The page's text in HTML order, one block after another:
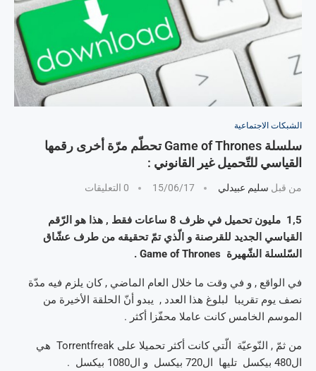
الشبكات الاجتماعية
سلسلة Game of Thrones تحطّم مرّة أخرى رقمها
القياسي للتّحميل غير القانوني :
من قبل سليم عبيدلي 15/06/17 0 التعليقات
1,5 مليون تحميل في ظرف 8 ساعات فقط , هذا هو الرّقم
القياسي الجديد للقرصنة و الّذي تمّ تحقيقه من طرف عشّاق
السّلسلة الشّهيرة Game of Thrones .
في الواقع , و في وقت ما خلال العام الماضي , كان يلزم فيه مدّة
نصف يوم تقريبا لبلوغ هذا العدد , يبدو أنّ الحلقة الأخيرة من
الموسم الخامس كانت عاملا محفّزا أكثر .
من ثمّ , النّوعيّة الّتي كانت أكثر تحميلا على Torrentfreak هي
ال480 بيكسل تليها ال720 بيكسل و ال1080 بيكسل .